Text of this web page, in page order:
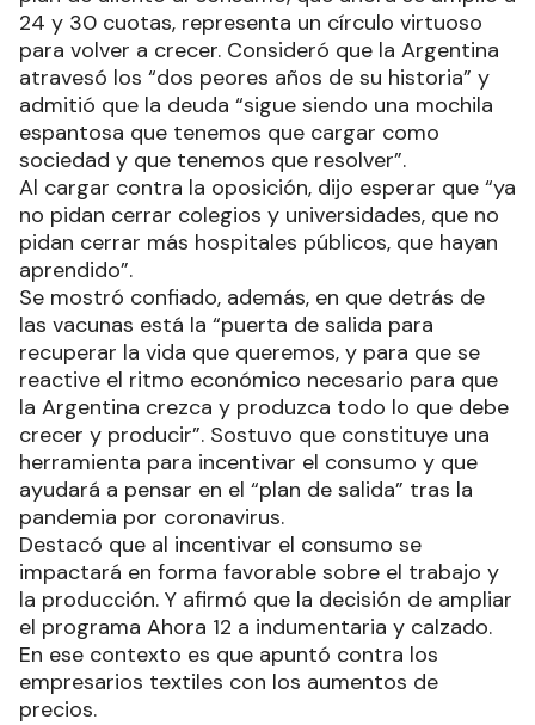
24 y 30 cuotas, representa un círculo virtuoso
para volver a crecer. Consideró que la Argentina
atravesó los “dos peores años de su historia” y
admitió que la deuda “sigue siendo una mochila
espantosa que tenemos que cargar como
sociedad y que tenemos que resolver”.
Al cargar contra la oposición, dijo esperar que “ya
no pidan cerrar colegios y universidades, que no
pidan cerrar más hospitales públicos, que hayan
aprendido”.
Se mostró confiado, además, en que detrás de
las vacunas está la “puerta de salida para
recuperar la vida que queremos, y para que se
reactive el ritmo económico necesario para que
la Argentina crezca y produzca todo lo que debe
crecer y producir”. Sostuvo que constituye una
herramienta para incentivar el consumo y que
ayudará a pensar en el “plan de salida” tras la
pandemia por coronavirus.
Destacó que al incentivar el consumo se
impactará en forma favorable sobre el trabajo y
la producción. Y afirmó que la decisión de ampliar
el programa Ahora 12 a indumentaria y calzado.
En ese contexto es que apuntó contra los
empresarios textiles con los aumentos de
precios.